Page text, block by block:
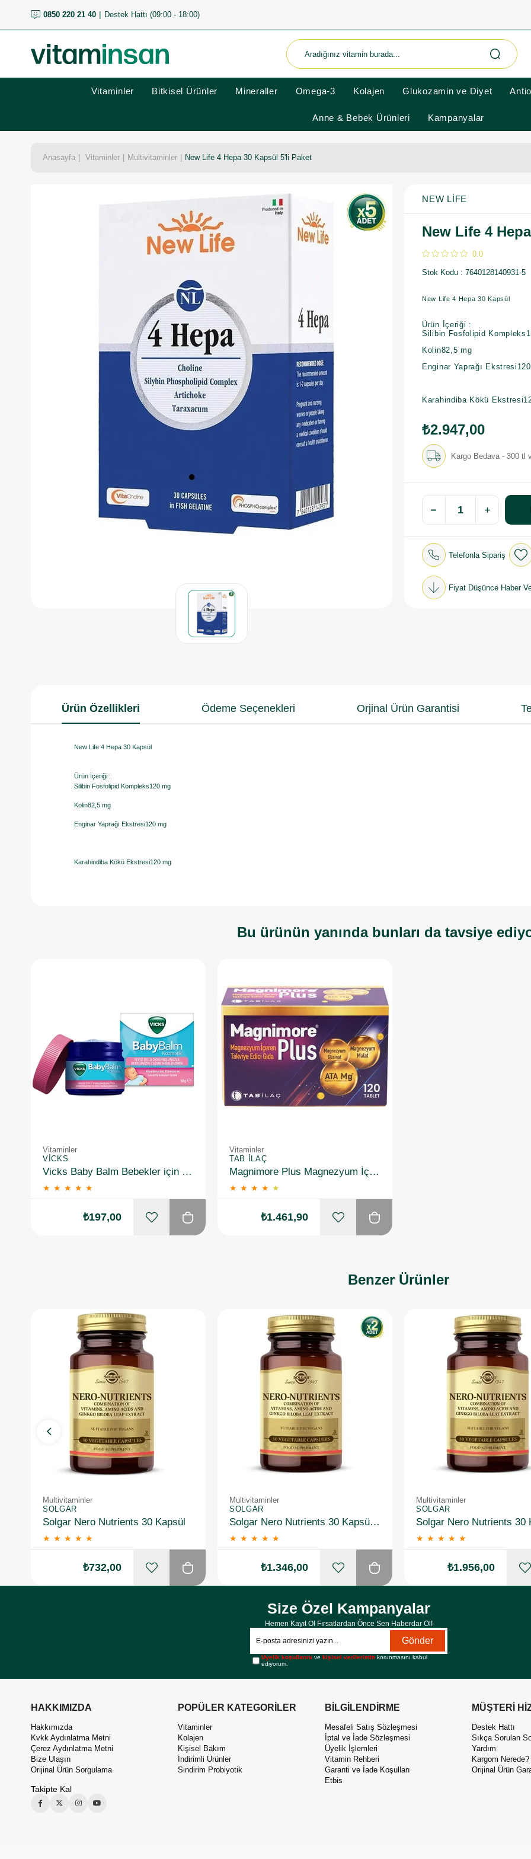
0850 220 21 40 Destek Hattı (09:00 - 18:00)
Vitaminler Bitkisel Ürünler Mineraller Omega-3 Kolajen Glukozamin ve Diyet
Anne & Bebek Ürünleri Kampanyalar
Anasayfa Vitaminler Multivitaminler New Life 4 Hepa 30 Kapsül 5'li Paket
NEW LIFE
New Life 4
0.0
Stok Kodu 7640128140931-5
New Life 4 Hepa 30 Kapsül
Ürün İçeriği :
Silibin Fosfolipid
Kolin82,5 mg
Enginar Yaprağı
Karahindiba Kökü
₺2.947,00
Kargo Bedava - 300 tl
Telefonla Sipariş
Fiyat Düşünce Haber
Ürün Özellikleri Ödeme Seçenekleri Orjinal Ürün Garantisi
New Life 4 Hepa 30 Kapsül
Ürün İçeriği :
Silibin Fosfolipid Kompleks120 mg
Kolin82,5 mg
Enginar Yaprağı Ekstresi120 mg
Karahindiba Kökü Ekstresi120 mg
Bu ürünün yanında bunları da tavsiye
Vitaminler
VICKS
Vicks Baby Balm Bebekler için Nemlendirici 50 gr
★ ★ ★ ★ ★
₺197,00
Vitaminler
TAB İLAÇ
Magnimore Plus Magnezyum İçeren Takviye Edici Gıda 120 Tablet
★ ★ ★ ★ ★
₺1.461,90
Benzer Ürünler
Multivitaminler
SOLGAR
Solgar Nero Nutrients 30 Kapsül
★ ★ ★ ★ ★
₺732,00
Multivitaminler
SOLGAR
Solgar Nero Nutrients 30 Kapsül 2 Adet
★ ★ ★ ★ ★
₺1.346,00
Multivitaminler
SOLGAR
★ ★ ★ ★ ★
₺1.956,00
Size Özel Kampanyalar
Hemen Kayıt Ol Fırsatlardan Önce Sen Haberdar Ol!
Gönder
Üyelik koşullarını vekişisel verilerimin korunmasını kabul
ediyorum.
HAKKIMIZDA
Hakkımızda
Kvkk Aydınlatma Metni
Çerez Aydınlatma Metni
Bize Ulaşın
Orijinal Ürün Sorgulama
Takipte Kal
POPÜLER KATEGORİLER
Vitaminler
Kolajen
Kişisel Bakım
İndirimli Ürünler
Sindirim Probiyotik
BİLGİLENDİRME
Mesafeli Satış Sözleşmesi
İptal ve İade Sözleşmesi
Üyelik İşlemleri
Vitamin Rehberi
Garanti ve İade Koşulları
Etbis
MÜŞTERİ
Destek Hattı
Sıkça Sorulan
Yardım
Kargom Nerede?
Orijinal Ürün